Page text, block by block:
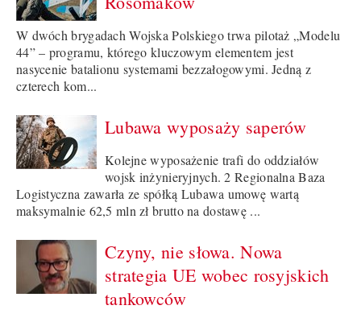
W dwóch brygadach Wojska Polskiego trwa pilotaż „Modelu
44” – programu, którego kluczowym elementem jest
nasycenie batalionu systemami bezzałogowymi. Jedną z
czterech kom...
Lubawa wyposaży saperów
Kolejne wyposażenie trafi do oddziałów
wojsk inżynieryjnych. 2 Regionalna Baza
Logistyczna zawarła ze spółką Lubawa umowę wartą
maksymalnie 62,5 mln zł brutto na dostawę ...
Czyny, nie słowa. Nowa
strategia UE wobec rosyjskich
tankowców